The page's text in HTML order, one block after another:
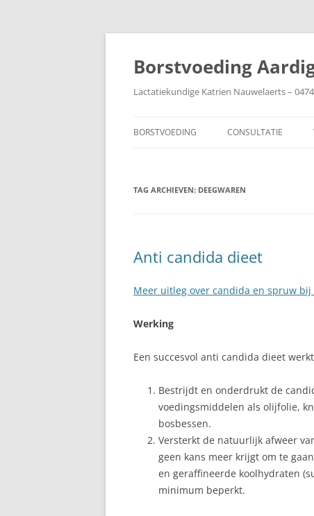
Ga
inhoud
Borstvoeding
Lactatiekundige Katrien Nauwelaerts –
BORSTVOEDING
AFBOUWEN
BORSTONTSTEKING
BORSTVOEDING EN DE
BORSTVOEDING IN HET
OPENBAAR
BORSTWEIGEREN
FLES WEIGEREN
CONSULTATIE
TAG ARCHIEVEN: DEEGWAREN
Anti candida dieet
Meer uitleg over candida en spruw
Werking
Een succesvol anti candida dieet
Bestrijdt en onderdrukt de
voedingsmiddelen als olijfolie,
bosbessen.
Versterkt de natuurlijk afweer
geen kans meer krijgt om te
en geraffineerde koolhydraten
minimum beperkt.